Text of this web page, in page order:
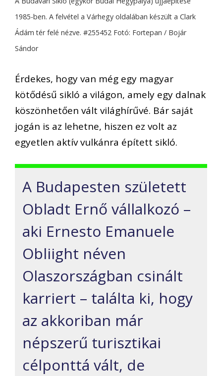
1985-ben. A felvétel a Várhegy oldalában készült a Clark
Ádám tér felé nézve. #255452 Fotó: Fortepan / Bojár
Sándor
Érdekes, hogy van még egy magyar
kötődésű sikló a világon, amely egy dalnak
köszönhetően vált világhírűvé. Bár saját
jogán is az lehetne, hiszen ez volt az
egyetlen aktív vulkánra épített sikló.
A Budapesten született
Obladt Ernő vállalkozó –
aki Ernesto Emanuele
Obliight néven
Olaszországban csinált
karriert – találta ki, hogy
az akkoriban már
népszerű turisztikai
célponttá vált, de